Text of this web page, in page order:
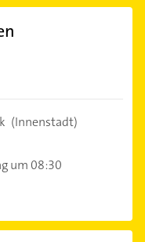
(Innenstadt)
um 08:30